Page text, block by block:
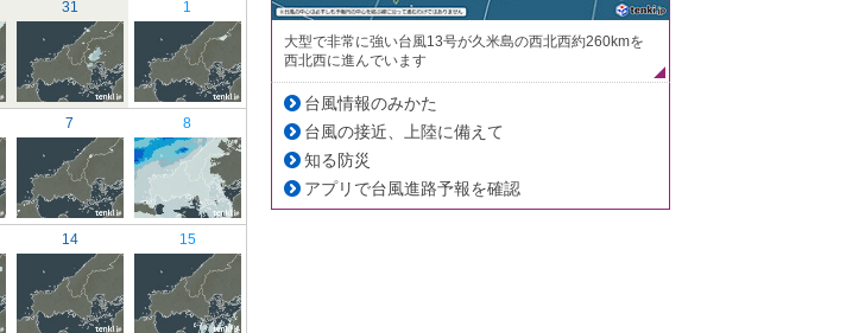
31 1
7 8
14 15
大型で非常に強い台風13号が久米島の西北西約260kmを
西北西に進んでいます
台風情報のみかた
台風の接近、上陸に備えて
知る防災
アプリで台風進路予報を確認